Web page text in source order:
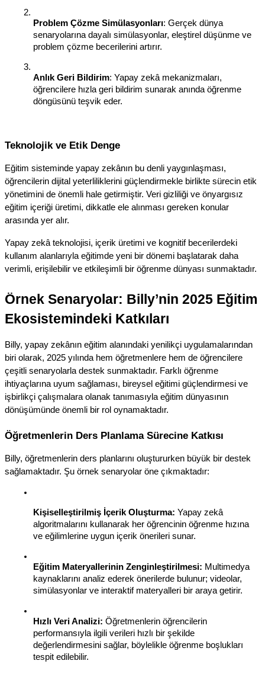
Problem Çözme Simülasyonları: Gerçek dünya
senaryolarına dayalı simülasyonlar, eleştirel düşünme ve
problem çözme becerilerini artırır.
Anlık Geri Bildirim: Yapay zekâ mekanizmaları,
öğrencilere hızla geri bildirim sunarak anında öğrenme
döngüsünü teşvik eder.
Teknolojik ve Etik Denge
Eğitim sisteminde yapay zekânın bu denli yaygınlaşması,
öğrencilerin dijital yeterliliklerini güçlendirmekle birlikte sürecin etik
yönetimini de önemli hale getirmiştir. Veri gizliliği ve önyargısız
eğitim içeriği üretimi, dikkatle ele alınması gereken konular
arasında yer alır.
Yapay zekâ teknolojisi, içerik üretimi ve kognitif becerilerdeki
kullanım alanlarıyla eğitimde yeni bir dönemi başlatarak daha
verimli, erişilebilir ve etkileşimli bir öğrenme dünyası sunmaktadır.
Örnek Senaryolar: Billy’nin 2025 Eğitim
Ekosistemindeki Katkıları
Billy, yapay zekânın eğitim alanındaki yenilikçi uygulamalarından
biri olarak, 2025 yılında hem öğretmenlere hem de öğrencilere
çeşitli senaryolarla destek sunmaktadır. Farklı öğrenme
ihtiyaçlarına uyum sağlaması, bireysel eğitimi güçlendirmesi ve
işbirlikçi çalışmalara olanak tanımasıyla eğitim dünyasının
dönüşümünde önemli bir rol oynamaktadır.
Öğretmenlerin Ders Planlama Sürecine Katkısı
Billy, öğretmenlerin ders planlarını oluştururken büyük bir destek
sağlamaktadır. Şu örnek senaryolar öne çıkmaktadır:
Kişiselleştirilmiş İçerik Oluşturma: Yapay zekâ
algoritmalarını kullanarak her öğrencinin öğrenme hızına
ve eğilimlerine uygun içerik önerileri sunar.
Eğitim Materyallerinin Zenginleştirilmesi: Multimedya
kaynaklarını analiz ederek önerilerde bulunur; videolar,
simülasyonlar ve interaktif materyalleri bir araya getirir.
Hızlı Veri Analizi: Öğretmenlerin öğrencilerin
performansıyla ilgili verileri hızlı bir şekilde
değerlendirmesini sağlar, böylelikle öğrenme boşlukları
tespit edilebilir.